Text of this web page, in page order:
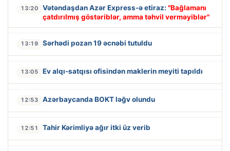
13:20 Vətəndaşdan Azər Express-ə etiraz: "Bağlamanı
çatdırılmış göstəriblər, amma təhvil verməyiblər"
13:19 Sərhədi pozan 19 əcnəbi tutuldu
13:05 Ev alqı-satqısı ofisindən maklerin meyiti tapıldı
12:53 Azərbaycanda BOKT ləğv olundu
12:51 Tahir Kərimliyə ağır itki üz verib